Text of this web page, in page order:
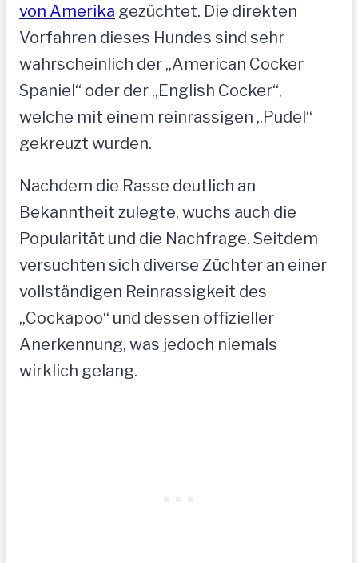
von Amerika gezüchtet. Die direkten
Vorfahren dieses Hundes sind sehr
wahrscheinlich der „American Cocker
Spaniel“ oder der „English Cocker“,
welche mit einem reinrassigen „Pudel“
gekreuzt wurden.
Nachdem die Rasse deutlich an
Bekanntheit zulegte, wuchs auch die
Popularität und die Nachfrage. Seitdem
versuchten sich diverse Züchter an einer
vollständigen Reinrassigkeit des
„Cockapoo“ und dessen offizieller
Anerkennung, was jedoch niemals
wirklich gelang.